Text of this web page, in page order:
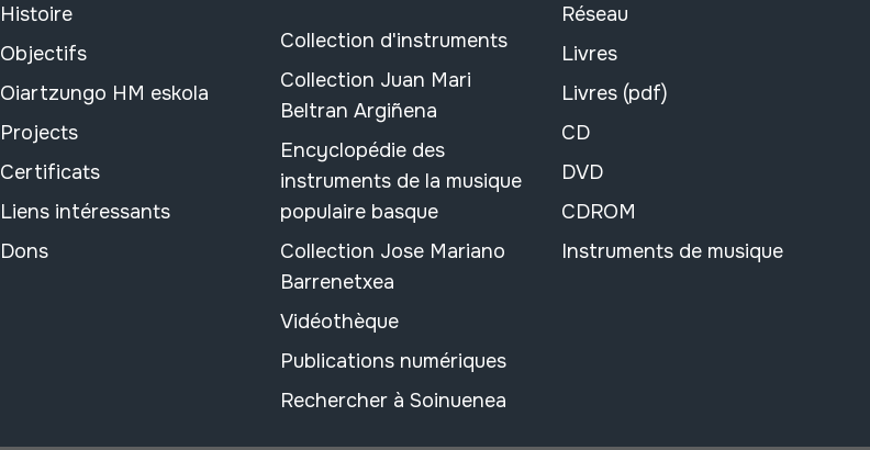
Histoire
Objectifs
Oiartzungo HM eskola
Projects
Certificats
Liens intéressants
Dons
Collection d'instruments
Collection Juan Mari
Beltran Argiñena
Encyclopédie des
instruments de la musique
populaire basque
Collection Jose Mariano
Barrenetxea
Vidéothèque
Publications numériques
Rechercher à Soinuenea
Réseau
Livres
Livres (pdf)
CD
DVD
CDROM
Instruments de musique